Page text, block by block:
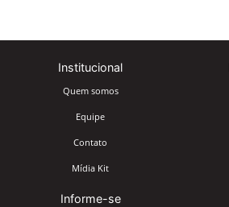
Institucional
Quem somos
Equipe
Contato
Mídia Kit
Informe-se